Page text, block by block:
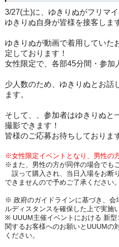
3/27(土)に、ゆきりぬがフリマイ
ゆきりぬ自身が皆様を接客しま
ゆきりぬが動画で着用していた
定しております！
女性限定で、各部45分間・参加
少人数のため、ゆきりぬとお話
ます。
そして、、参加者はゆきりぬと
撮影できます！
皆様のご応募お待ちしておりま
※女性限定イベントとなり、男性の
※また、男性の方が同伴の場合でも
誤って購入され、当日入場をお断
できませんので予めご了承ください。
※ 政府のガイドラインに基づき、会
ルディスタンスを確保した上で実施
※ UUUM主催イベントにおける 新型
関するお客様へのお願いとUUUMの
ください。